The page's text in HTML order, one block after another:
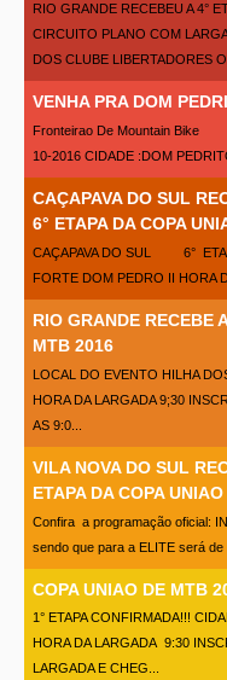
RIO GRANDE RECEBEU A 4°
CIRCUITO PLANO COM
DOS CLUBE LIBERTADORES
VENHA PRA DOM
Fronteirao De
10-2016 CIDADE :DOM
CAÇAPAVA DO SUL
6° ETAPA DA COPA
CAÇAPAVA DO SUL 6°
FORTE DOM PEDRO II HORA
RIO GRANDE RECEBE
MTB 2016
LOCAL DO EVENTO HILHA
HORA DA LARGADA 9;30
AS 9:0...
VILA NOVA DO SUL
ETAPA DA COPA
Confira a programação oficial:
sendo que para a ELITE será de
COPA UNIAO DE MTB
1° ETAPA CONFIRMADA!!!
HORA DA LARGADA 9:30
LARGADA E CHEG...